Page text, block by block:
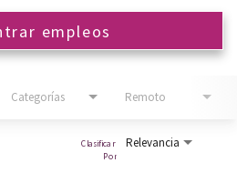
empleos
Categorías Remoto
Relevancia
Clasificar
Por